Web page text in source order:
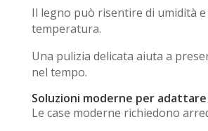
Il legno può risentire di umidità e
temperatura.
Una pulizia delicata aiuta a
nel tempo.
Soluzioni moderne per
Le case moderne richiedono